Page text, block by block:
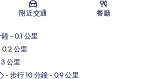
地圖
附近交通 餐廳
鐘- 0.1 公里
0.2 公里
公里
- 步行 10 分鐘- 0.9 公里